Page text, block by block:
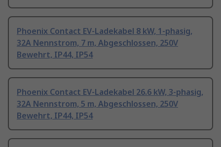
Phoenix Contact EV-Ladekabel 8 kW, 1-phasig,
32A Nennstrom, 7 m, Abgeschlossen, 250V
Bewehrt, IP44, IP54
Phoenix Contact EV-Ladekabel 26.6 kW, 3-phasig,
32A Nennstrom, 5 m, Abgeschlossen, 250V
Bewehrt, IP44, IP54